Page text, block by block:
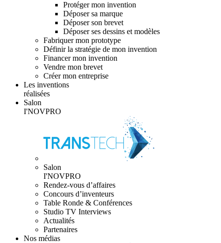
Protéger mon invention
Déposer sa marque
Déposer son brevet
Déposer ses dessins et modèles
Fabriquer mon prototype
Définir la stratégie de mon invention
Financer mon invention
Vendre mon brevet
Créer mon entreprise
Les inventions
réalisées
Salon
I'NOVPRO
Salon
I'NOVPRO
Rendez-vous d’affaires
Concours d’inventeurs
Table Ronde & Conférences
Studio TV Interviews
Actualités
Partenaires
Nos médias